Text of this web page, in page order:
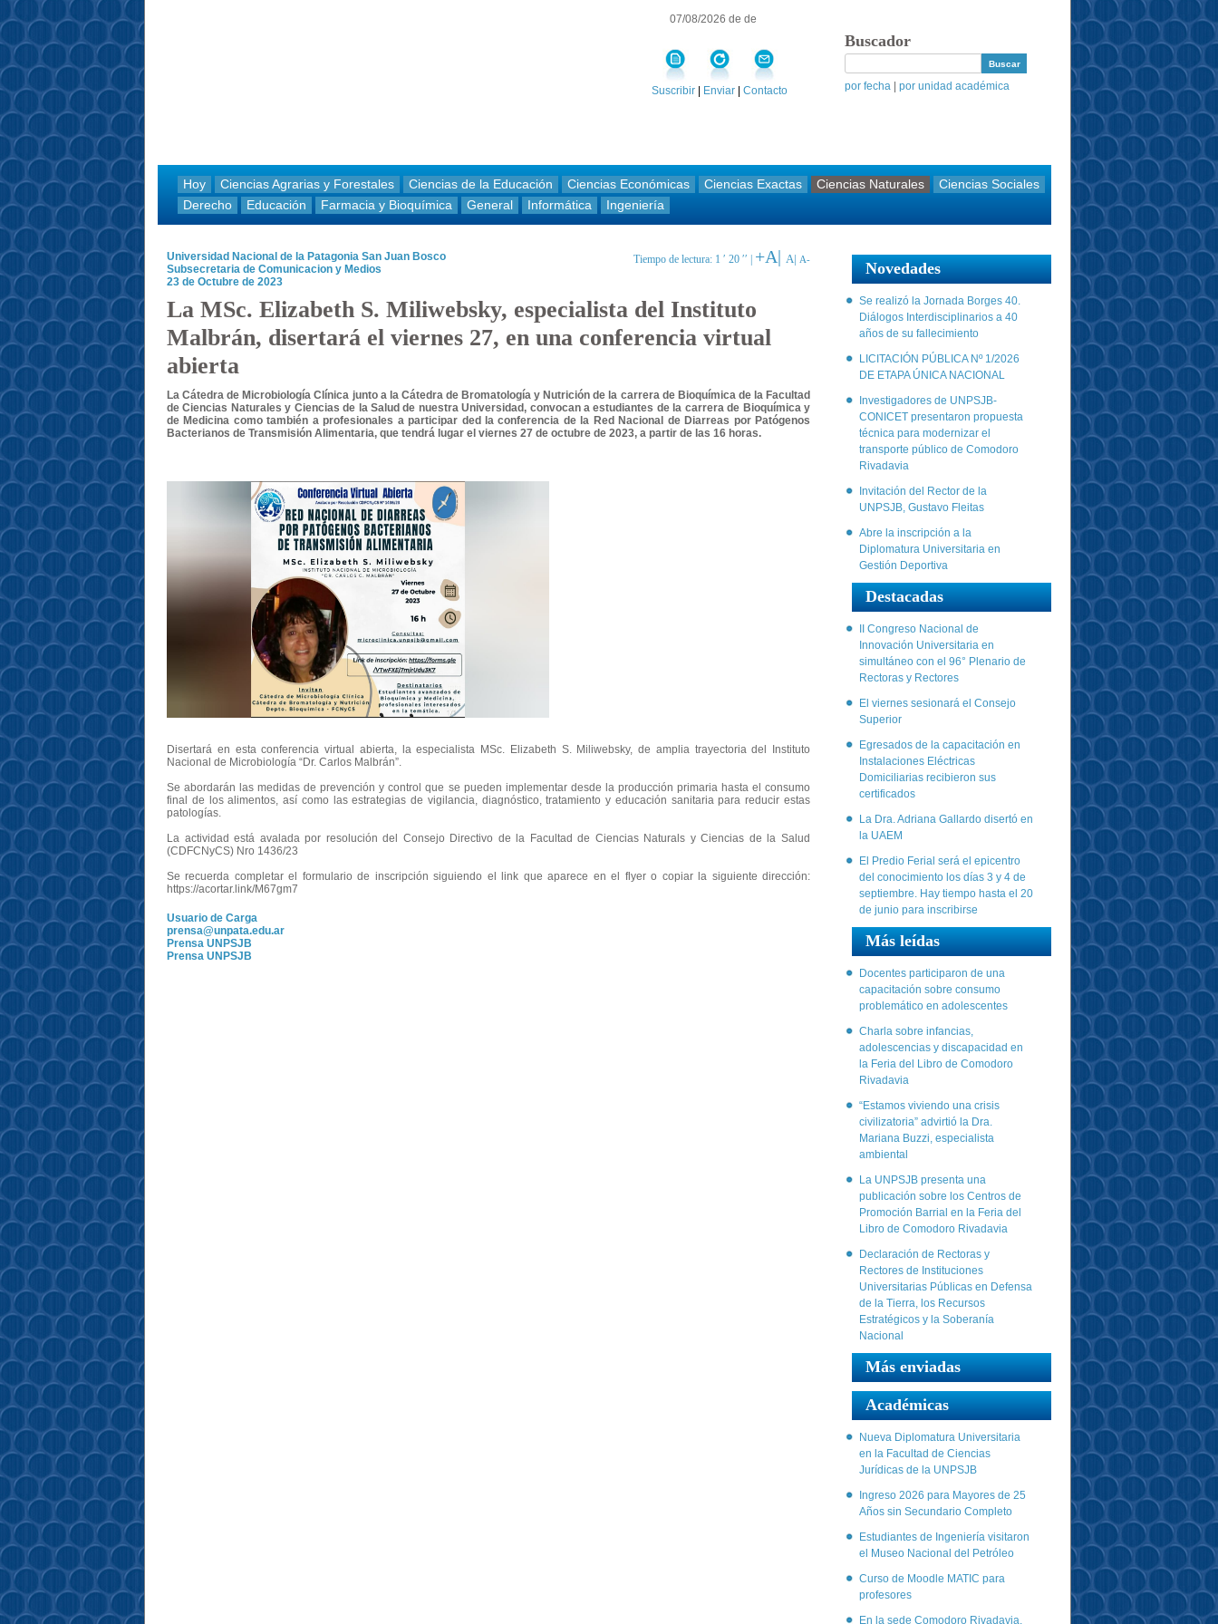
07/08/2026 de de
Suscribir Enviar Contacto
Buscador
por fecha por unidad académica
Hoy Ciencias Agrarias y Forestales Ciencias de la Educación Ciencias Económicas Ciencias Exactas Ciencias Naturales
Ciencias Sociales
Derecho
Educación Farmacia y Bioquímica General Informática Ingeniería
Tiempo de lectura: 1 ′ 20 ′′ | +A| A| A-
Universidad Nacional de la Patagonia San Juan Bosco
Subsecretaria de Comunicacion y Medios
23 de Octubre de 2023
La MSc. Elizabeth S. Miliwebsky, especialista del Instituto
Malbrán, disertará el viernes 27, en una conferencia virtual
abierta
La Cátedra de Microbiología Clínica junto a la Cátedra de Bromatología y Nutrición de la carrera de Bioquímica de la Facultad
de Ciencias Naturales y Ciencias de la Salud de nuestra Universidad, convocan a estudiantes de la carrera de Bioquímica y
de Medicina como también a profesionales a participar ded la conferencia de la Red Nacional de Diarreas por Patógenos
Bacterianos de Transmisión Alimentaria, que tendrá lugar el viernes 27 de octubre de 2023, a partir de las 16 horas.
Disertará en esta conferencia virtual abierta, la especialista MSc. Elizabeth S. Miliwebsky, de amplia trayectoria del Instituto
Nacional de Microbiología “Dr. Carlos Malbrán”.
Se abordarán las medidas de prevención y control que se pueden implementar desde la producción primaria hasta el consumo
final de los alimentos, así como las estrategias de vigilancia, diagnóstico, tratamiento y educación sanitaria para reducir estas
patologías.
La actividad está avalada por resolución del Consejo Directivo de la Facultad de Ciencias Naturals y Ciencias de la Salud
(CDFCNyCS) Nro 1436/23
Se recuerda completar el formulario de inscripción siguiendo el link que aparece en el flyer o copiar la siguiente dirección:
https://acortar.link/M67gm7
Usuario de Carga
prensa@unpata.edu.ar
Prensa UNPSJB
Prensa UNPSJB
Novedades
Se realizó la Jornada Borges 40.
Diálogos Interdisciplinarios a 40
años de su fallecimiento
LICITACIÓN PÚBLICA Nº 1/2026
DE ETAPA ÚNICA NACIONAL
Investigadores de UNPSJB-
CONICET presentaron propuesta
técnica para modernizar el
transporte público de Comodoro
Rivadavia
Invitación del Rector de la
UNPSJB, Gustavo Fleitas
Abre la inscripción a la
Diplomatura Universitaria en
Gestión Deportiva
Destacadas
II Congreso Nacional de
Innovación Universitaria en
simultáneo con el 96° Plenario de
Rectoras y Rectores
El viernes sesionará el Consejo
Superior
Egresados de la capacitación en
Instalaciones Eléctricas
Domiciliarias recibieron sus
certificados
La Dra. Adriana Gallardo disertó en
la UAEM
El Predio Ferial será el epicentro
del conocimiento los días 3 y 4 de
septiembre. Hay tiempo hasta el 20
de junio para inscribirse
Más leídas
Docentes participaron de una
capacitación sobre consumo
problemático en adolescentes
Charla sobre infancias,
adolescencias y discapacidad en
la Feria del Libro de Comodoro
Rivadavia
“Estamos viviendo una crisis
civilizatoria” advirtió la Dra.
Mariana Buzzi, especialista
ambiental
La UNPSJB presenta una
publicación sobre los Centros de
Promoción Barrial en la Feria del
Libro de Comodoro Rivadavia
Declaración de Rectoras y
Rectores de Instituciones
Universitarias Públicas en Defensa
de la Tierra, los Recursos
Estratégicos y la Soberanía
Nacional
Más enviadas
Académicas
Nueva Diplomatura Universitaria
en la Facultad de Ciencias
Jurídicas de la UNPSJB
Ingreso 2026 para Mayores de 25
Años sin Secundario Completo
Estudiantes de Ingeniería visitaron
el Museo Nacional del Petróleo
Curso de Moodle MATIC para
profesores
En la sede Comodoro Rivadavia,